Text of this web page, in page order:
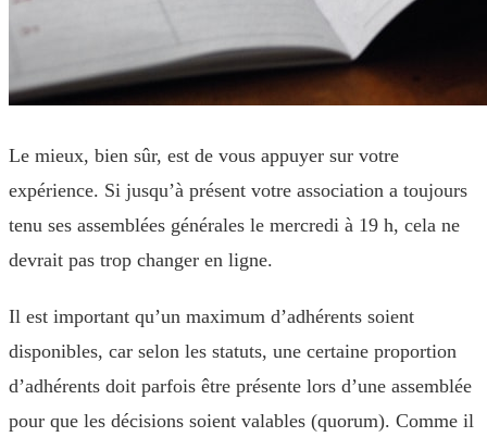
Le mieux, bien sûr, est de vous appuyer sur votre
expérience. Si jusqu’à présent votre association a toujours
tenu ses assemblées générales le mercredi à 19 h, cela ne
devrait pas trop changer en ligne.
Il est important qu’un maximum d’adhérents soient
disponibles, car selon les statuts, une certaine proportion
d’adhérents doit parfois être présente lors d’une assemblée
pour que les décisions soient valables (quorum). Comme il